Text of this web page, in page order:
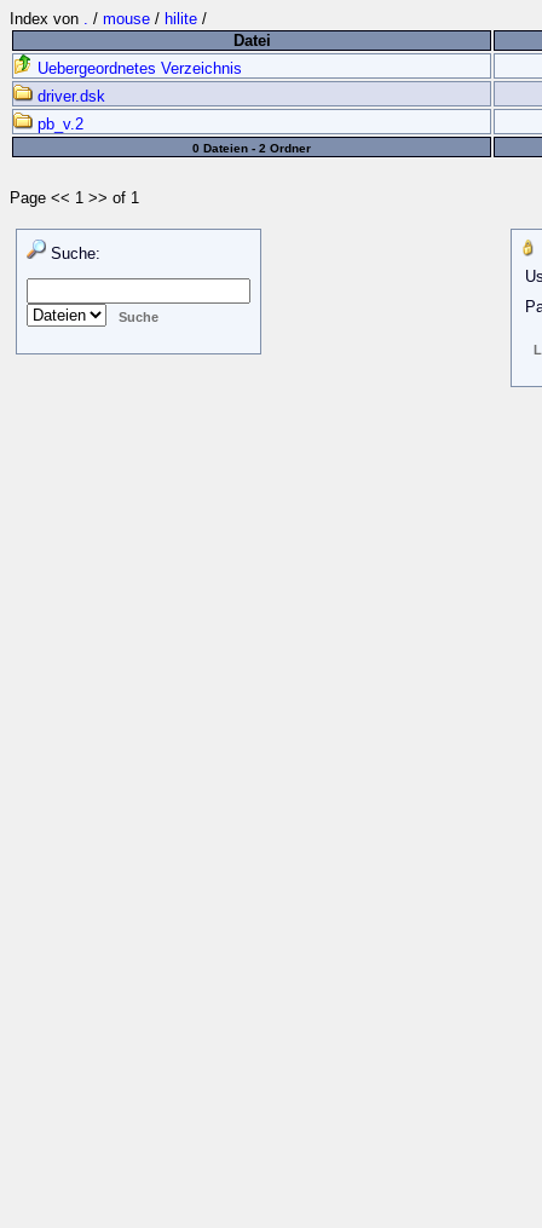
Index von . / mouse / hilite /
Datei
Uebergeordnetes Verzeichnis
driver.dsk
pb_v.2
0 Dateien - 2 Ordner
Page << 1 >> of 1
Suche: